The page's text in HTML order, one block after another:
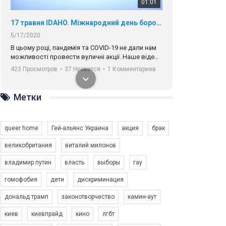
01:01
17 травня IDAHO. Міжнародний день боротьби з гомофобією трансфобією і біфобія.
5/17/2020
В цьому році, пандемія та COVІD-19 не дали нам
можливості провести вуличні акції. Наше відео-
звернення про те, що навіть коли ми у різних
містах та не можемо зустрінеться, ми разом. Ми
закликаємо всіх хто поділяє цінності рівності та
солідарності, приєднатися до нас. Регіональні
підрозділи ГАУ є в 16 областях України.
423 Просмотров • 37 Нравится • 1 Комментариев
Зупинимо насильство проти ЛГБТ в Україні! Stop violence against LGBT in Ukraine!
Емоційний та вражаючий промо-ролік на
Метки
queer home Гей-альянс Украина акция брак
великобритания виталий милонов
владимир путин власть выборы гау
гомофобия дети дискриминация
дональд трамп законотворчество камин-аут
киев киевпрайд кино лгбт